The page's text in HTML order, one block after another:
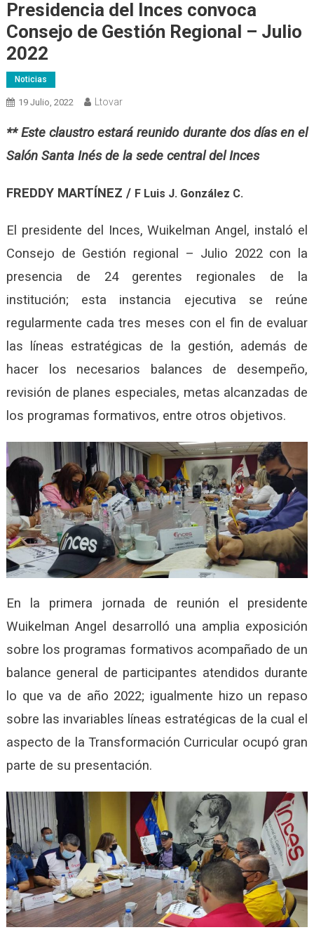
Presidencia del Inces convoca
Consejo de Gestión Regional – Julio
2022
Noticias
19 Julio, 2022 Ltovar
** Este claustro estará reunido durante dos días en el
Salón Santa Inés de la sede centraldel Inces
FREDDY MARTÍNEZ / F Luis J. González C.
El presidente del Inces, Wuikelman Angel, instaló el
Consejo de Gestión regional – Julio 2022 con la
presencia de 24 gerentes regionales de la
institución; esta instancia ejecutiva se reúne
regularmente cada tres meses con el fin de evaluar
las líneas estratégicas de la gestión, además de
hacer los necesarios balances de desempeño,
revisión de planes especiales, metas alcanzadas de
los programas formativos, entre otros objetivos.
En la primera jornada de reunión el presidente
Wuikelman Angel desarrolló una amplia exposición
sobre los programas formativos acompañado de un
balance general de participantes atendidos durante
lo que va de año 2022; igualmente hizo un repaso
sobre las invariables líneas estratégicas de la cual el
aspecto de la Transformación Curricular ocupó gran
parte de su presentación.